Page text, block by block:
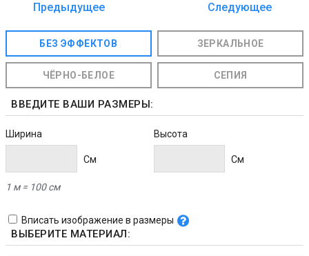
Предыдущее
Следующее
БЕЗ ЭФФЕКТОВ ЗЕРКАЛЬНОЕ
ЧЁРНО-БЕЛОЕ СЕПИЯ
ВВЕДИТЕ ВАШИ РАЗМЕРЫ:
Ширина
Cм
Высота
Cм
1 м = 100 см
Вписать изображение в размеры
ВЫБЕРИТЕ МАТЕРИАЛ: